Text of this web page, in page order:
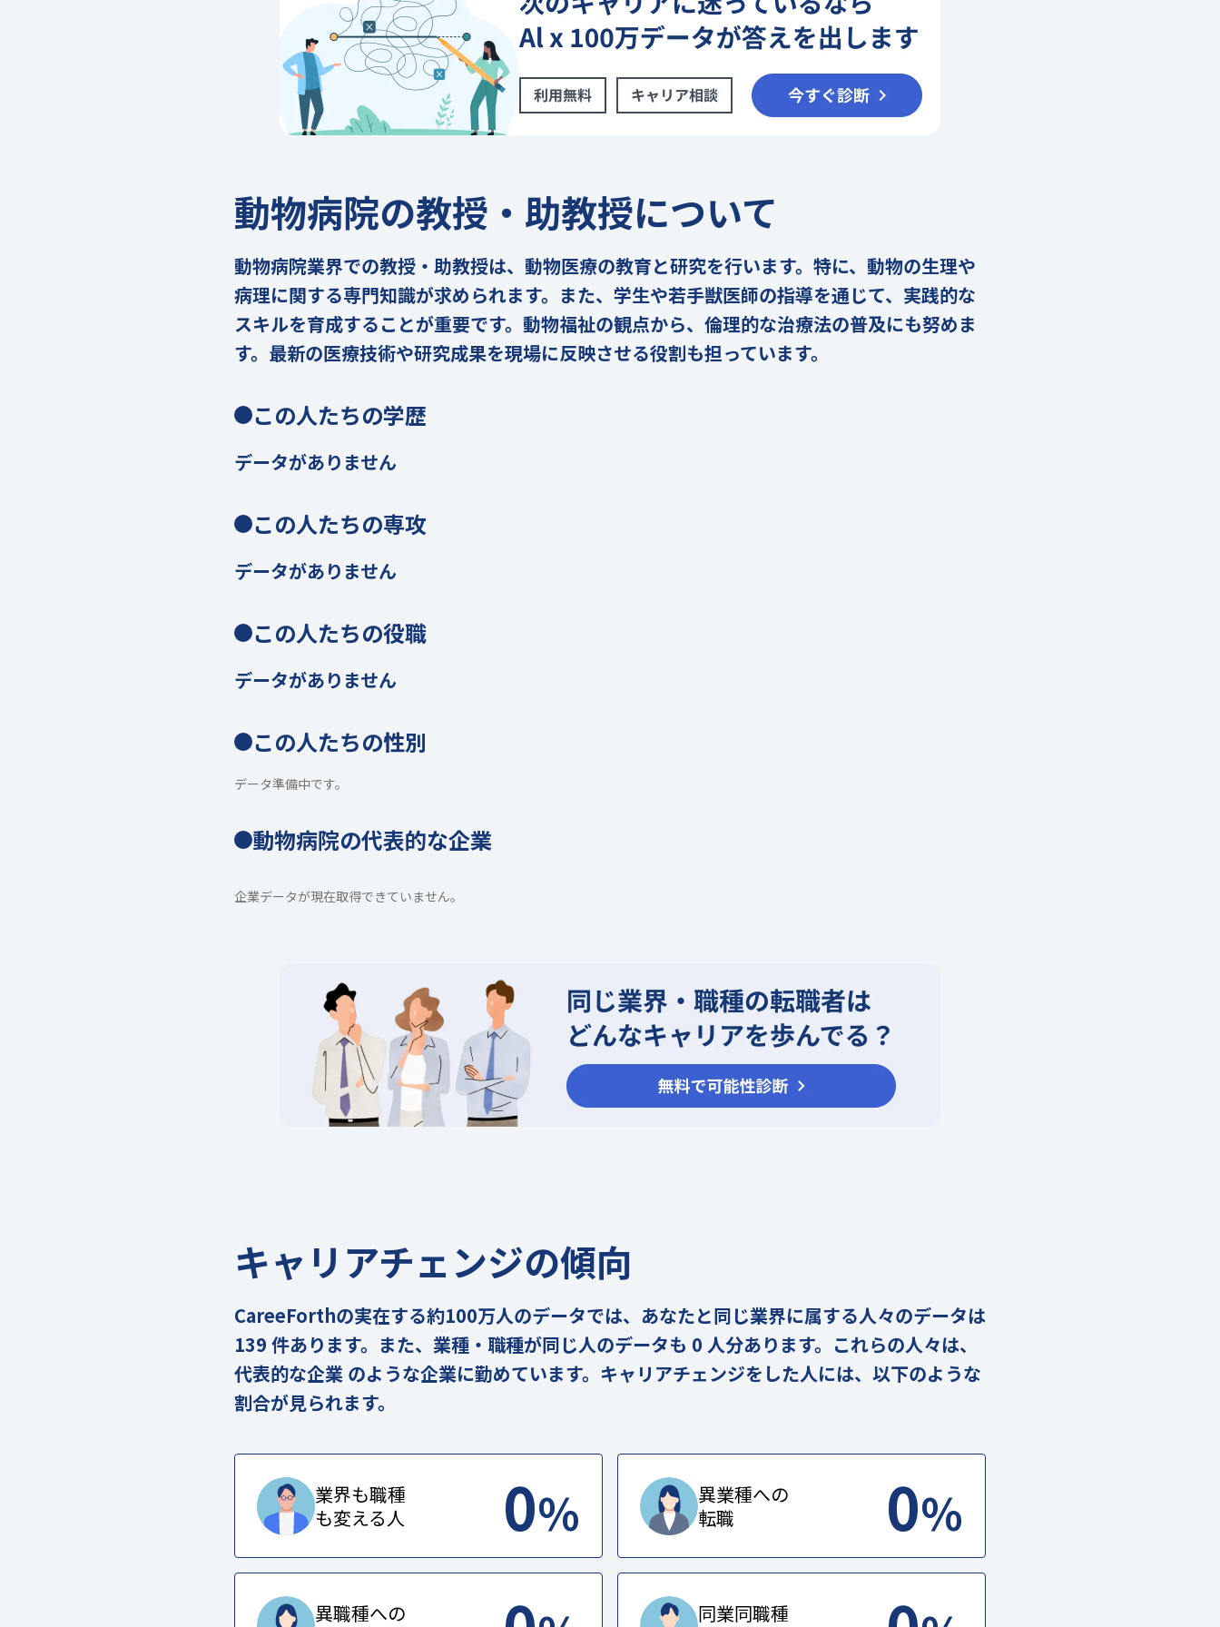
動物病院の教授・助教授について
動物病院業界での教授・助教授は、動物医療の教育と研究を行います。特に、動物の生理や
病理に関する専門知識が求められます。また、学生や若手獣医師の指導を通じて、実践的な
スキルを育成することが重要です。動物福祉の観点から、倫理的な治療法の普及にも努めま
す。最新の医療技術や研究成果を現場に反映させる役割も担っています。
この人たちの学歴
データがありません
この人たちの専攻
データがありません
この人たちの役職
データがありません
この人たちの性別
データ準備中です。
動物病院の代表的な企業
企業データが現在取得できていません。
キャリアチェンジの傾向
CareeForthの実在する約100万人のデータでは、あなたと同じ業界に属する人々のデータは
139 件あります。また、業種・職種が同じ人のデータも 0 人分あります。これらの人々は、
代表的な企業 のような企業に勤めています。キャリアチェンジをした人には、以下のような
割合が見られます。
業界も職種
も変える人
0%
異業種への
転職
0%
異職種への
同業同職種